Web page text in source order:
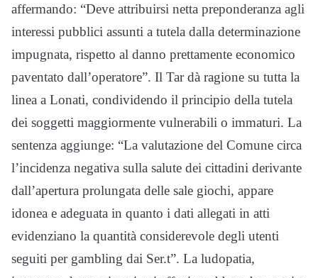
affermando: “Deve attribuirsi netta preponderanza agli
interessi pubblici assunti a tutela dalla determinazione
impugnata, rispetto al danno prettamente economico
paventato dall’operatore”. Il Tar dà ragione su tutta la
linea a Lonati, condividendo il principio della tutela
dei soggetti maggiormente vulnerabili o immaturi. La
sentenza aggiunge: “La valutazione del Comune circa
l’incidenza negativa sulla salute dei cittadini derivante
dall’apertura prolungata delle sale giochi, appare
idonea e adeguata in quanto i dati allegati in atti
evidenziano la quantità considerevole degli utenti
seguiti per gambling dai Ser.t”. La ludopatia,